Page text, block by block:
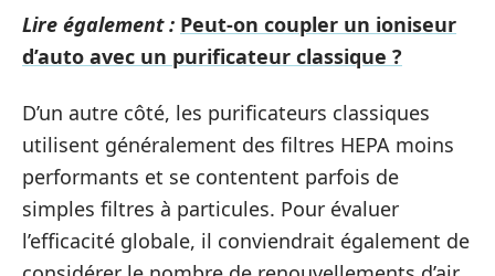
Lire également : Peut-on coupler un ioniseur
d’auto avec un purificateur classique ?
D’un autre côté, les purificateurs classiques
utilisent généralement des filtres HEPA moins
performants et se contentent parfois de
simples filtres à particules. Pour évaluer
l’efficacité globale, il conviendrait également de